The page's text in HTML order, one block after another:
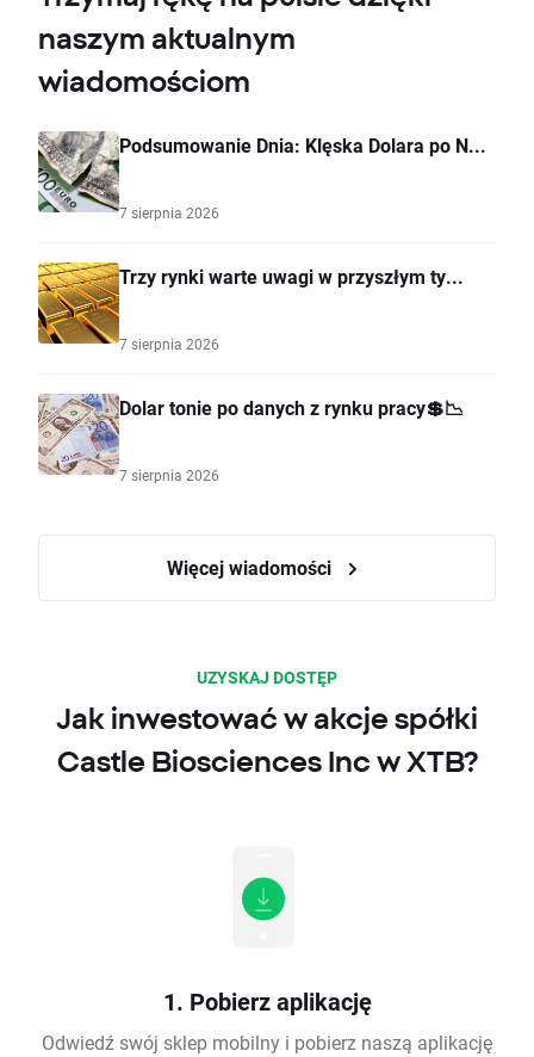
naszym aktualnym
wiadomościom
Podsumowanie Dnia: Klęska Dolara po N...
7 sierpnia 2026
Trzy rynki warte uwagi w przyszłym ty...
7 sierpnia 2026
Dolar tonie po danych z rynku pracy💲📉
7 sierpnia 2026
Więcej wiadomości
UZYSKAJ DOSTĘP
Jak inwestować w akcje spółki
Castle Biosciences Inc w XTB?
1. Pobierz aplikację
Odwiedź swój sklep mobilny i pobierz naszą aplikację